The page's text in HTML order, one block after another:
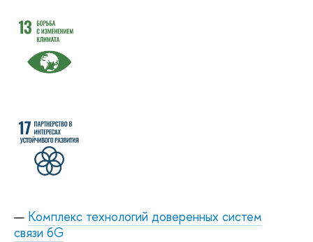
Комплекс технологий доверенных систем
связи 6G